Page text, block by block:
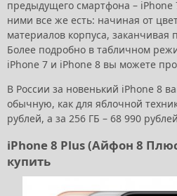
предыдущего смартфона –
ними все же есть: начиная от
материалов корпуса, заканчивая
Более подробно в табличном
iPhone 7 и iPhone 8 вы можете
В России за новенький iPhone 8
обычную, как для яблочной
рублей, а за 256 ГБ – 68 990
iPhone 8 Plus (Айфон 8
купить